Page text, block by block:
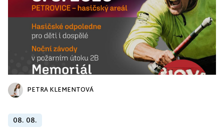
PETRA KLEMENTOVÁ
08. 08.